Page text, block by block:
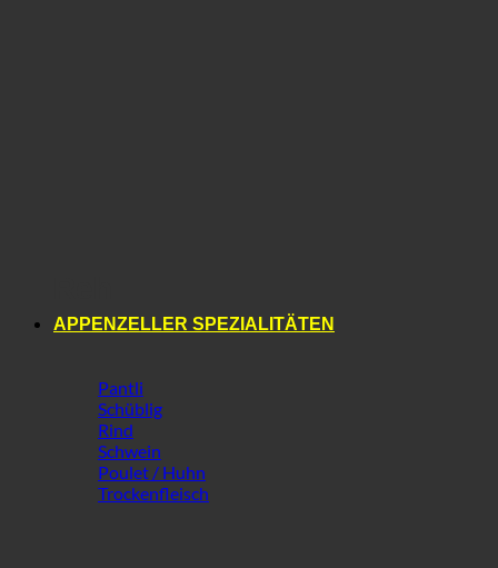
APPENZELLER SPEZIALITÄTEN
Pantli
Schüblig
Rind
Schwein
Poulet / Huhn
Trockenfleisch